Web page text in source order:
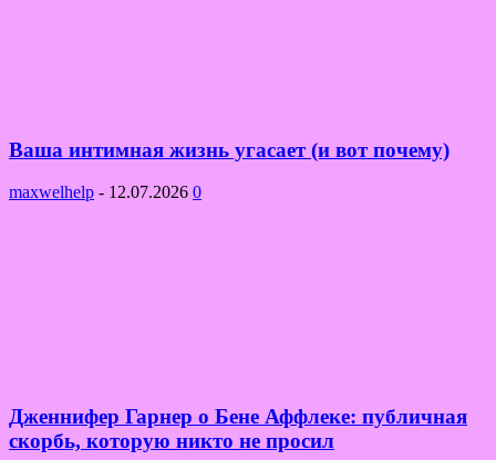
Ваша интимная жизнь угасает (и вот почему)
maxwelhelp - 12.07.2026 0
Дженнифер Гарнер о Бене Аффлеке: публичная
скорбь, которую никто не просил